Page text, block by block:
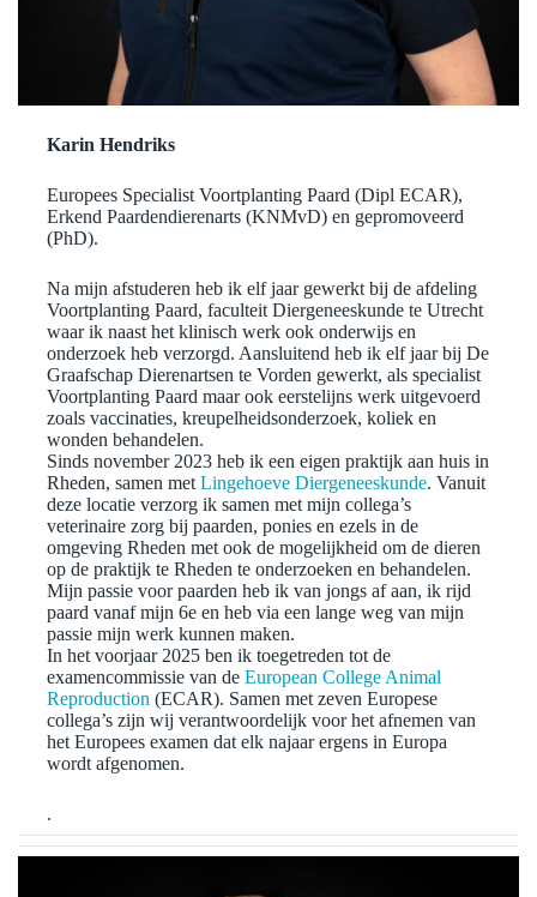
Karin Hendriks
Europees Specialist Voortplanting Paard (Dipl ECAR),
Erkend Paardendierenarts (KNMvD) en gepromoveerd
(PhD).
Na mijn afstuderen heb ik elf jaar gewerkt bij de afdeling
Voortplanting Paard, faculteit Diergeneeskunde te Utrecht
waar ik naast het klinisch werk ook onderwijs en
onderzoek heb verzorgd. Aansluitend heb ik elf jaar bij De
Graafschap Dierenartsen te Vorden gewerkt, als specialist
Voortplanting Paard maar ook eerstelijns werk uitgevoerd
zoals vaccinaties, kreupelheidsonderzoek, koliek en
wonden behandelen.
Sinds november 2023 heb ik een eigen praktijk aan huis in
Rheden, samen met Lingehoeve Diergeneeskunde. Vanuit
deze locatie verzorg ik samen met mijn collega’s
veterinaire zorg bij paarden, ponies en ezels in de
omgeving Rheden met ook de mogelijkheid om de dieren
op de praktijk te Rheden te onderzoeken en behandelen.
Mijn passie voor paarden heb ik van jongs af aan, ik rijd
paard vanaf mijn 6e en heb via een lange weg van mijn
passie mijn werk kunnen maken.
In het voorjaar 2025 ben ik toegetreden tot de
examencommissie van de European College Animal
Reproduction (ECAR). Samen met zeven Europese
collega’s zijn wij verantwoordelijk voor het afnemen van
het Europees examen dat elk najaar ergens in Europa
wordt afgenomen.
.